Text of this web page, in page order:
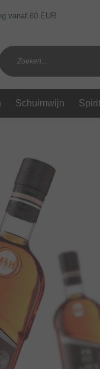
vanaf 60 EUR
Schuimwijn